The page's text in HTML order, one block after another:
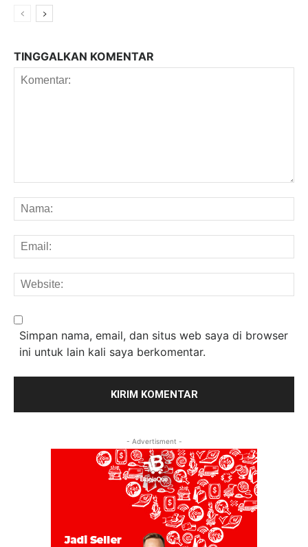
TINGGALKAN KOMENTAR
Simpan nama, email, dan situs web saya di browser
ini untuk lain kali saya berkomentar.
- Advertisment -